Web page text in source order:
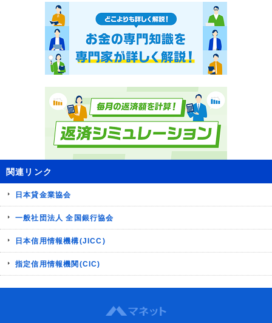
関連リンク
日本貸金業協会
一般社団法人 全国銀行協会
日本信用情報機構(JICC)
指定信用情報機関(CIC)